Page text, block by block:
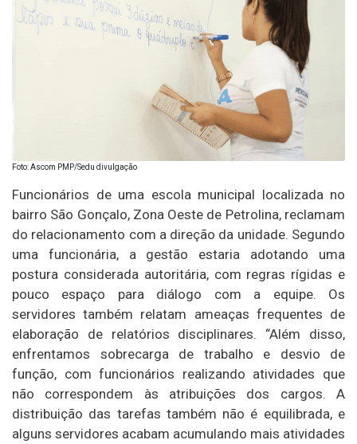
Foto: Ascom PMP/Sedu divulgação
Funcionários de uma escola municipal localizada no
bairro São Gonçalo, Zona Oeste de Petrolina, reclamam
do relacionamento com a direção da unidade. Segundo
uma funcionária, a gestão estaria adotando uma
postura considerada autoritária, com regras rígidas e
pouco espaço para diálogo com a equipe. Os
servidores também relatam ameaças frequentes de
elaboração de relatórios disciplinares. “Além disso,
enfrentamos sobrecarga de trabalho e desvio de
função, com funcionários realizando atividades que
não correspondem às atribuições dos cargos. A
distribuição das tarefas também não é equilibrada, e
alguns servidores acabam acumulando mais atividades